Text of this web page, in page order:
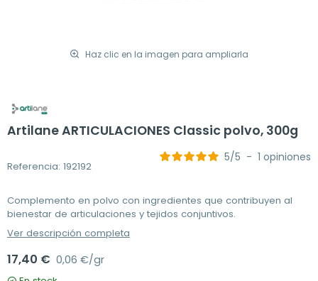
Haz clic en la imagen para ampliarla
Artilane ARTICULACIONES Classic polvo, 300g
Referencia: 192192
5/5 - 1 opiniones
Complemento en polvo con ingredientes que contribuyen al
bienestar de articulaciones y tejidos conjuntivos.
Ver descripción completa
17,40 € 0,06 €/gr